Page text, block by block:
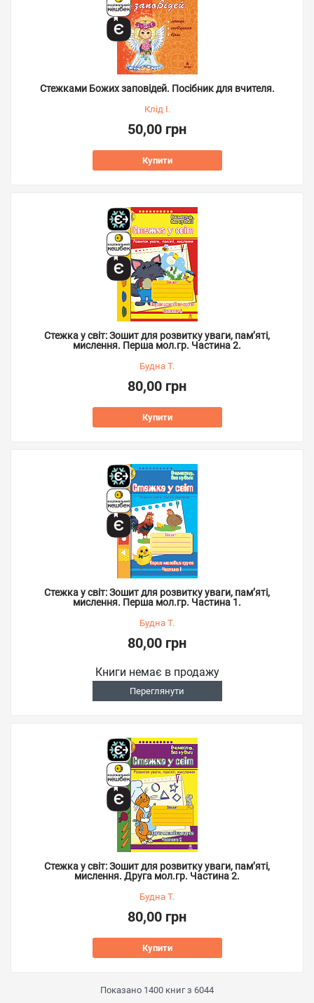
Стежками Божих заповідей. Посібник для вчителя.
Клід І.
50,00 грн
Купити
Стежка у світ: Зошит для розвитку уваги, пам’яті,
мислення. Перша мол.гр. Частина 2.
Будна Т.
80,00 грн
Купити
Стежка у світ: Зошит для розвитку уваги, пам’яті,
мислення. Перша мол.гр. Частина 1.
Будна Т.
80,00 грн
Книги немає в продажу
Переглянути
Стежка у світ: Зошит для розвитку уваги, пам’яті,
мислення. Друга мол.гр. Частина 2.
Будна Т.
80,00 грн
Купити
Показано 1400 книг з 6044